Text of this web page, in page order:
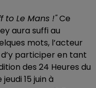
to Le Mans !"Ce
aura suffi au
mots, l’acteur
participer en tant
des 24 Heures du
15 juin à